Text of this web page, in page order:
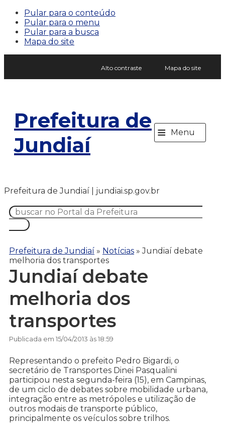
Pular para o conteúdo
Pular para o menu
Pular para a busca
Mapa do site
Alto contraste Mapa do site
Prefeitura de
Jundiaí
≡ Menu
Prefeitura de Jundiaí | jundiai.sp.gov.br
Prefeitura de Jundiaí » Notícias »Jundiaí debate
melhoria dos transportes
Jundiaí debate
melhoria dos
transportes
Publicada em 15/04/2013 às 18:59
Representando o prefeito Pedro Bigardi, o
secretário de Transportes Dinei Pasqualini
participou nesta segunda-feira (15), em Campinas,
de um ciclo de debates sobre mobilidade urbana,
integração entre as metrópoles e utilização de
outros modais de transporte público,
principalmente os veículos sobre trilhos.